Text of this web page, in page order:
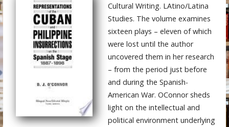
Cultural Writing. LAtino/Latina
Studies. The volume examines
sixteen plays – eleven of which
were lost until the author
uncovered them in her research
– from the period just before
and during the Spanish-
American War. OConnor sheds
light on the intellectual and
political environment underlying